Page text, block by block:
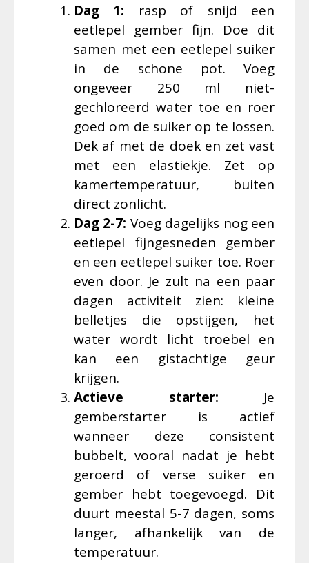
Dag 1: rasp of snijd een
eetlepel gember fijn. Doe dit
samen met een eetlepel suiker
in de schone pot. Voeg
ongeveer 250 ml niet-
gechloreerd water toe en roer
goed om de suiker op te lossen.
Dek af met de doek en zet vast
met een elastiekje. Zet op
kamertemperatuur, buiten
direct zonlicht.
Dag 2-7: Voeg dagelijks nog een
eetlepel fijngesneden gember
en een eetlepel suiker toe. Roer
even door. Je zult na een paar
dagen activiteit zien: kleine
belletjes die opstijgen, het
water wordt licht troebel en
kan een gistachtige geur
krijgen.
Actieve starter: Je
gemberstarter is actief
wanneer deze consistent
bubbelt, vooral nadat je hebt
geroerd of verse suiker en
gember hebt toegevoegd. Dit
duurt meestal 5-7 dagen, soms
langer, afhankelijk van de
temperatuur.